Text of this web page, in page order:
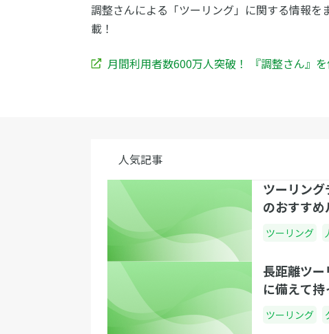
調整さんによる「ツーリング」に関する情報
載！
月間利用者数600万人突破！ 『調整さん』
人気記事
ツーリン
のおすす
ツーリング
長距離ツ
に備えて
ツーリング